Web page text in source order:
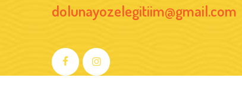
dolunayozelegitiim@gmail.com